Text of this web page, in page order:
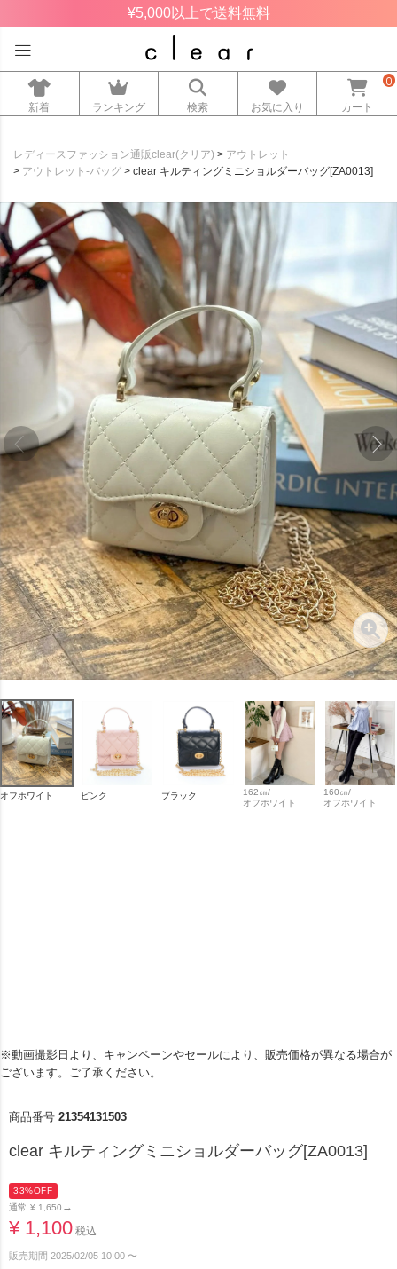
¥5,000以上で送料無料
新着 ランキング 検索 お気に入り カート
0
レディースファッション通販clear(クリア)
アウトレット
アウトレット-バッグ
clear キルティングミニショルダーバッグ[ZA0013]
オフホワイト ピンク ブラック
162㎝/
オフホワイト
160㎝/
オフホワイト
※動画撮影日より、キャンペーンやセールにより、販売価格が異なる場合が
ございます。ご了承ください。
商品番号 21354131503
clear キルティングミニショルダーバッグ[ZA0013]
33%OFF
通常 ¥ 1,650 →
¥ 1,100 税込
販売期間 2025/02/05 10:00 〜